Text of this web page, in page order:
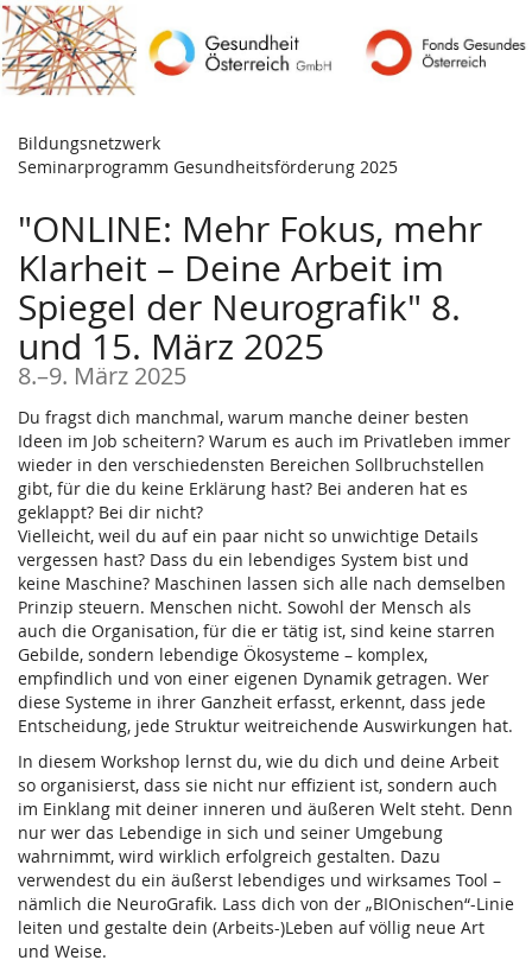
Zum
Haupt-
Inhalt
springen
Bildungsnetzwerk
Seminarprogramm Gesundheitsförderung 2025
"ONLINE: Mehr Fokus, mehr
Klarheit – Deine Arbeit im
Spiegel der Neurografik" 8.
und 15. März 2025
8.–bis
9. März 2025
Du fragst dich manchmal, warum manche deiner besten
Ideen im Job scheitern? Warum es auch im Privatleben immer
wieder in den verschiedensten Bereichen Sollbruchstellen
gibt, für die du keine Erklärung hast? Bei anderen hat es
geklappt? Bei dir nicht?
Vielleicht, weil du auf ein paar nicht so unwichtige Details
vergessen hast? Dass du ein lebendiges System bist und
keine Maschine? Maschinen lassen sich alle nach demselben
Prinzip steuern. Menschen nicht. Sowohl der Mensch als
auch die Organisation, für die er tätig ist, sind keine starren
Gebilde, sondern lebendige Ökosysteme – komplex,
empfindlich und von einer eigenen Dynamik getragen. Wer
diese Systeme in ihrer Ganzheit erfasst, erkennt, dass jede
Entscheidung, jede Struktur weitreichende Auswirkungen hat.
In diesem Workshop lernst du, wie du dich und deine Arbeit
so organisierst, dass sie nicht nur effizient ist, sondern auch
im Einklang mit deiner inneren und äußeren Welt steht. Denn
nur wer das Lebendige in sich und seiner Umgebung
wahrnimmt, wird wirklich erfolgreich gestalten. Dazu
verwendest du ein äußerst lebendiges und wirksames Tool –
nämlich die NeuroGrafik. Lass dich von der „BIOnischen“-Linie
leiten und gestalte dein (Arbeits-)Leben auf völlig neue Art
und Weise.